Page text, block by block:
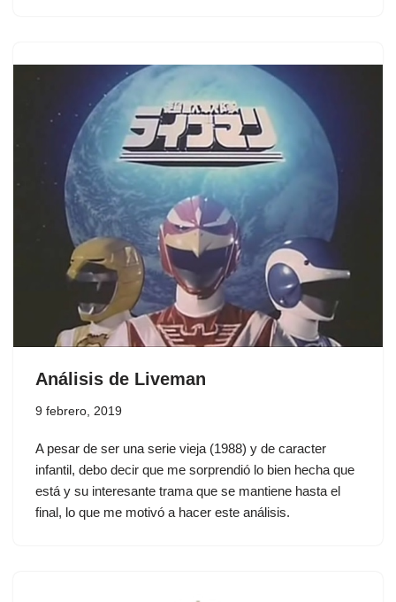
Análisis de Liveman
9 febrero, 2019
A pesar de ser una serie vieja (1988) y de caracter
infantil, debo decir que me sorprendió lo bien hecha que
está y su interesante trama que se mantiene hasta el
final, lo que me motivó a hacer este análisis.